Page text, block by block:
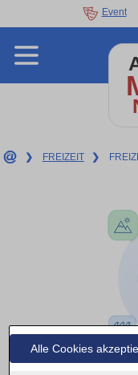
Alle Cookies
Event
❯ FREIZEIT ❯